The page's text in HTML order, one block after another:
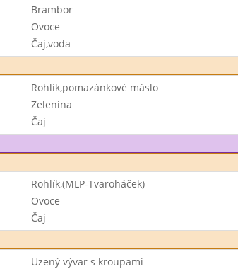
Brambor
Ovoce
Čaj,voda
Rohlík,pomazánkové máslo
Zelenina
Čaj
Rohlík,(MLP-Tvaroháček)
Ovoce
Čaj
Uzený vývar s kroupami